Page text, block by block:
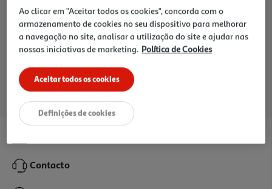
para a loja selecionada
Contacto
Ao clicar em "Aceitar todos os cookies", concorda com o
armazenamento de cookies no seu dispositivo para melhorar
a navegação no site, analisar a utilização do site e ajudar nas
nossas iniciativas de marketing. Política de Cookies
Aceitar todos os cookies
Definições de cookies